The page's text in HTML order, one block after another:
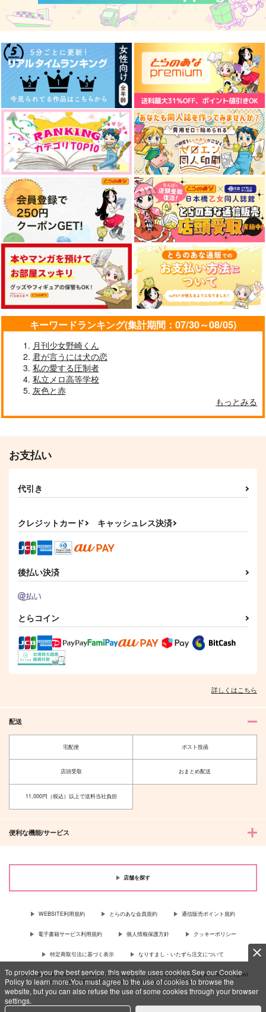
To provide you the best service, this website uses cookies.See our Cookie
Policy to learn more.You must agree to the use of cookies to browse the
website, but you can also refuse the use of some cookies through your browser
settings.
キーワードランキング(集計期間：07/30～08/05)
月刊少女野崎くん
君が言うには犬の恋
私の愛する圧制者
私立メロ高等学校
灰色と赤
もっとみる
お支払い
代引き
クレジットカード キャッシュレス決済
後払い決済
とらコイン
詳しくはこちら
配送
宅配便 ポスト投函
店頭受取 おまとめ配送
11,000円（税込）以上で送料当社負担
便利な機能/サービス
店舗を探す
WEBSITE利用規約 とらのあな会員規約 通信販売ポイント規約
電子書籍サービス利用規約 個人情報保護方針 クッキーポリシー
特定商取引法に基づく表示 なりすまし・いたずら注文について
For Overseas customer, now you can ship your purchases by using purchases agent
services “AOCS”! Click {more…} for more information …more